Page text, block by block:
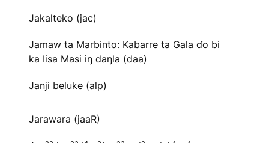
Jakalteko (jac)
Jamaw ta Marbinto: Kabarre ta Gala ɗo bi
ka Iisa Masi iŋ daŋla (daa)
Janji beluke (alp)
Jarawara (jaaR)